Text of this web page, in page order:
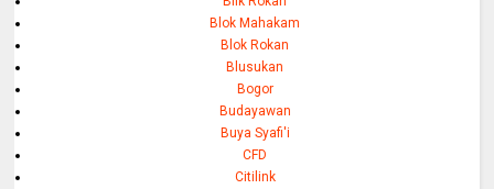
Blok Mahakam
Blok Rokan
Blusukan
Bogor
Budayawan
Buya Syafi'i
CFD
Citilink